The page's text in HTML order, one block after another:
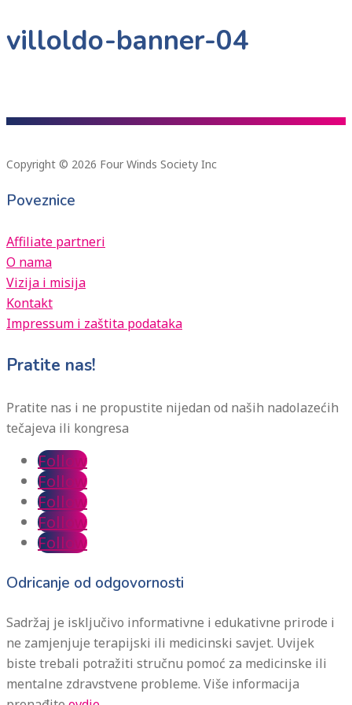
villoldo-banner-04
Copyright © 2026 Four Winds Society Inc
Poveznice
Affiliate partneri
O nama
Vizija i misija
Kontakt
Impressum i zaštita podataka
Pratite nas!
Pratite nas i ne propustite nijedan od naših nadolazećih
tečajeva ili kongresa
Follow
Follow
Follow
Follow
Follow
Odricanje od odgovornosti
Sadržaj je isključivo informativne i edukativne prirode i
ne zamjenjuje terapijski ili medicinski savjet. Uvijek
biste trebali potražiti stručnu pomoć za medicinske ili
mentalne zdravstvene probleme. Više informacija